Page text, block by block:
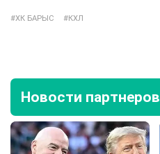
ХК БАРЫС КХЛ
Новости партнеров